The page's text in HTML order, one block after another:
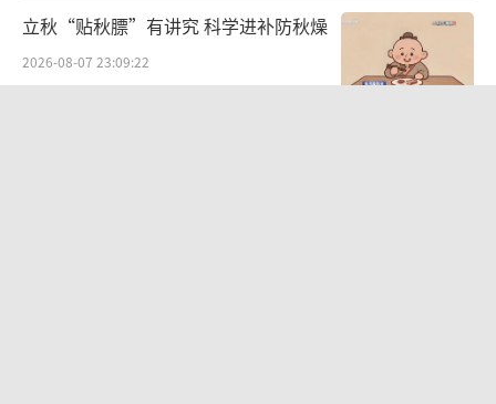
立秋“贴秋膘”有讲究 科学进补防秋燥
2026-08-07 23:09:22